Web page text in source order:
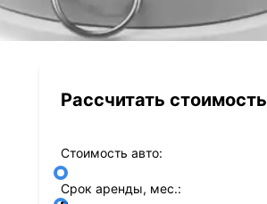
Рассчитать стоимость
Стоимость авто:
Срок аренды, мес.: